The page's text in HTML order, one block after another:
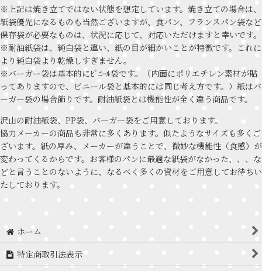
※上記は焼き立てではない状態を想定しています。焼き立ての場合は、
紙袋優先になるものも当然ございますが、食パン、フランスパン袋など
保存袋が必要なものは、状況に応じて、対応いただけますと幸いです。
※耐油紙袋は、純白袋と違い、紙の目が細かいことが特徴です。これに
より純白袋より乾燥しすぎません。
※バーガー袋は基本的にﾋﾞﾆｰﾙ袋です。（内面にポリエチレン素材が貼
ってありますので、ビニール袋と基本的には同じ考え方です。）紙はバ
ーガー袋の場合飾りです。耐油紙袋とは機能性が全く違う商品です。
沢山の耐油紙袋、PP袋、バーガー袋をご用意しております。
協力メーカーの商品も非常に多くあります。似たようなサイズも多くご
ざいます。紙の厚み、メーカーが違うことで、微妙な機能性（食感）が
変わってくるからです。お客様のパンに最適な紙袋がなかった、、、な
どと言うことのないように、なるべく多くの資材をご用意してお待ちい
たしております。
ホーム
特定商取引法表示